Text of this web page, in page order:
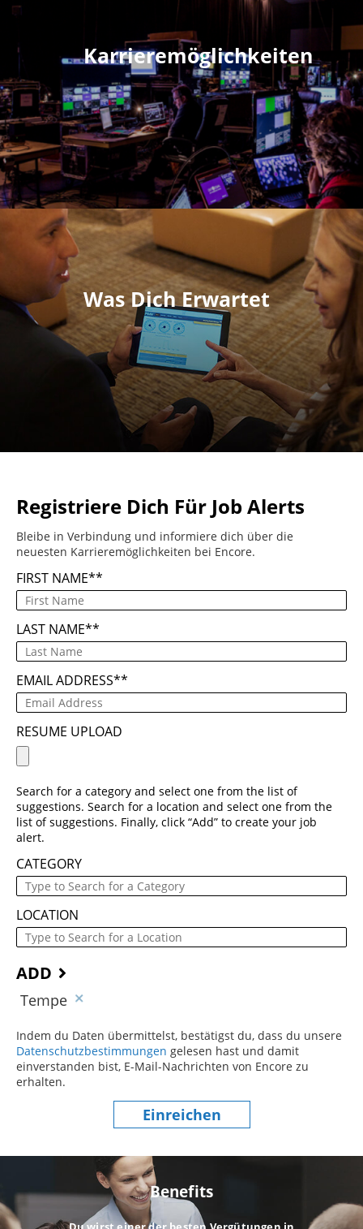
Karrieremöglichkeiten
Was Dich Erwartet
Registriere Dich Für Job Alerts
Bleibe in Verbindung und informiere dich über die
neuesten Karrieremöglichkeiten bei Encore.
FIRST NAME*
LAST NAME*
EMAIL ADDRESS*
RESUME UPLOAD
Search for a category and select one from the list of
suggestions. Search for a location and select one from the
list of suggestions. Finally, click “Add” to create your job
alert.
CATEGORY
LOCATION
ADD
Tempe
Indem du Daten übermittelst, bestätigst du, dass du unsere
Datenschutzbestimmungen (dieser Inhalt öffnet sich in einem
gelesen hast und damit
einverstanden bist, E-Mail-Nachrichten von Encore zu
erhalten.
Einreichen
Benefits